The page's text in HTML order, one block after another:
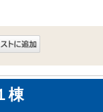
棟
プ
ポリシー